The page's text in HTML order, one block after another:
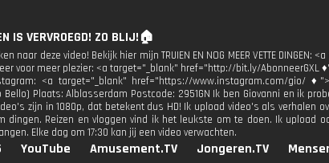
IS VERVROEGD! ZO BLIJ!🏠
naar deze video! Bekijk hier mijn TRUIEN EN NOG MEER VETTE
voor meer plezier: <a target="_blank" href="http://bit.ly/AbonneerGXL
<a target="_blank" href="https://www.instagram.com/gio/
Bello) Plaats: Alblasserdam Postcode: 2951GN Ik ben Giovanni en ik
zijn in 1080p, dat betekent dus HD! Ik upload video's als verhalen
dingen. Reizen en vloggen vind ik het leukste om te doen. Ik upload
Elke dag om 17:30 kan jij een video verwachten.
YouTube Amusement.TV Jongeren.TV